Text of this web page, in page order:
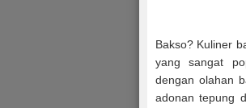
Bakso? Kuliner
yang sangat
dengan olahan
adonan tepung